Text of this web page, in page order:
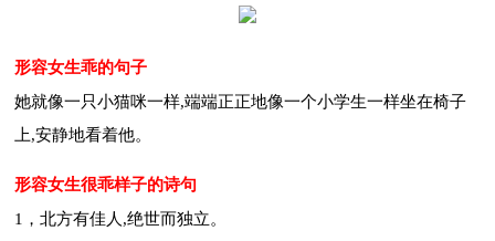
形容女生乖的句子
她就像一只小猫咪一样,端端正正地像一个小学生一样坐在椅子
上,安静地看着他。
形容女生很乖样子的诗句
1，北方有佳人,绝世而独立。